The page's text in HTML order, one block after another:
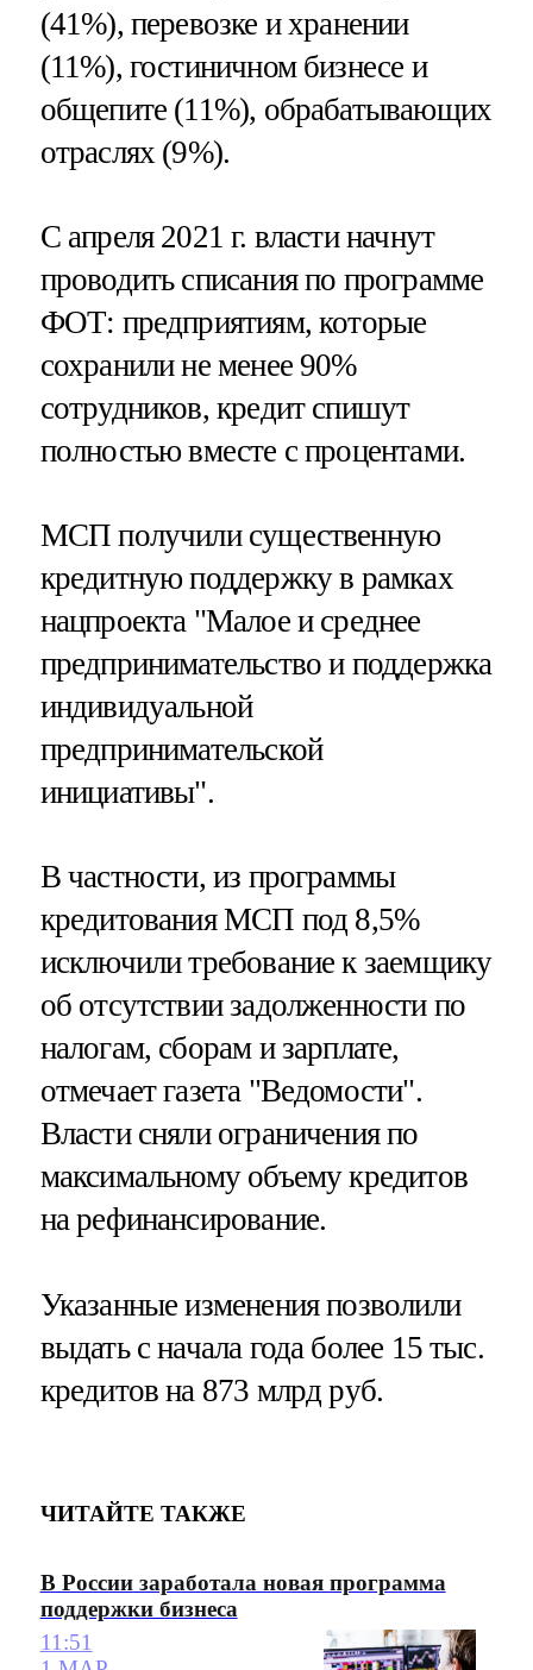
(41%), перевозке и хранении
(11%), гостиничном бизнесе и
общепите (11%), обрабатывающих
отраслях (9%).
С апреля 2021 г. власти начнут
проводить списания по программе
ФОТ: предприятиям, которые
сохранили не менее 90%
сотрудников, кредит спишут
полностью вместе с процентами.
МСП получили существенную
кредитную поддержку в рамках
нацпроекта "Малое и среднее
предпринимательство и поддержка
индивидуальной
предпринимательской
инициативы".
В частности, из программы
кредитования МСП под 8,5%
исключили требование к заемщику
об отсутствии задолженности по
налогам, сборам и зарплате,
отмечает газета "Ведомости".
Власти сняли ограничения по
максимальному объему кредитов
на рефинансирование.
Указанные изменения позволили
выдать с начала года более 15 тыс.
кредитов на 873 млрд руб.
ЧИТАЙТЕ ТАКЖЕ
В России заработала новая программа
поддержки бизнеса
11:51